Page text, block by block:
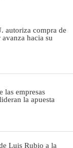
autoriza compra de
hacia su
las empresas
la apuesta
Luis Rubio a la